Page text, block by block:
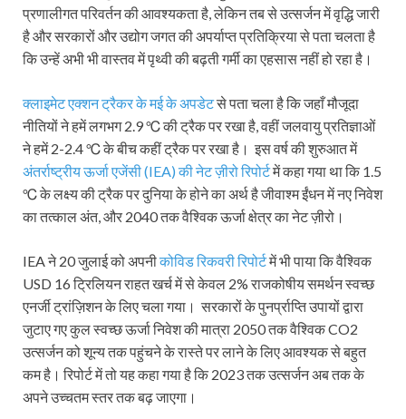
प्रणालीगत परिवर्तन की आवश्यकता है, लेकिन तब से उत्सर्जन में वृद्धि जारी
है और सरकारों और उद्योग जगत की अपर्याप्त प्रतिक्रिया से पता चलता है
कि उन्हें अभी भी वास्तव में पृथ्वी की बढ़ती गर्मी का एहसास नहीं हो रहा है।
क्लाइमेट एक्शन ट्रैकर के मई के अपडेटसे पता चला है कि जहाँ मौजूदा
नीतियों ने हमें लगभग 2.9 ℃ की ट्रैक पर रखा है, वहीं जलवायु प्रतिज्ञाओं
ने हमें 2-2.4 ℃ के बीच कहीं ट्रैक पर रखा है। इस वर्ष की शुरुआत में
अंतर्राष्ट्रीय ऊर्जा एजेंसी (IEA) की नेट ज़ीरो रिपोर्टमें कहा गया था कि 1.5
℃ के लक्ष्य की ट्रैक पर दुनिया के होने का अर्थ है जीवाश्म ईंधन में नए निवेश
का तत्काल अंत, और 2040 तक वैश्विक ऊर्जा क्षेत्र का नेट ज़ीरो।
IEA ने 20 जुलाई को अपनीकोविड रिकवरी रिपोर्टमें भी पाया कि वैश्विक
USD 16 ट्रिलियन राहत खर्च में से केवल 2% राजकोषीय समर्थन स्वच्छ
एनर्जी ट्रांज़िशन के लिए चला गया। सरकारों के पुनर्प्राप्ति उपायों द्वारा
जुटाए गए कुल स्वच्छ ऊर्जा निवेश की मात्रा 2050 तक वैश्विक CO2
उत्सर्जन को शून्य तक पहुंचने के रास्ते पर लाने के लिए आवश्यक से बहुत
कम है। रिपोर्ट में तो यह कहा गया है कि 2023 तक उत्सर्जन अब तक के
अपने उच्चतम स्तर तक बढ़ जाएगा।